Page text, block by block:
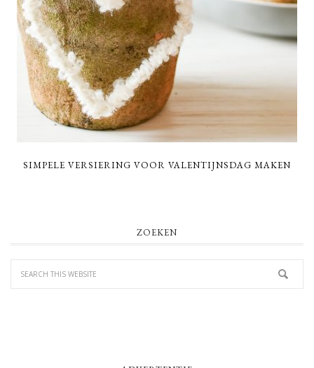
SIMPELE VERSIERING VOOR VALENTIJNSDAG MAKEN
ZOEKEN